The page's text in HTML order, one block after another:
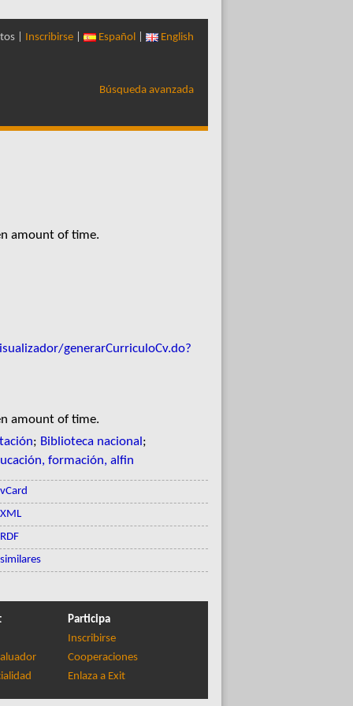
| Inscribirse Español English
Búsqueda avanzada
amount of time.
generarCurriculoCv.do?
amount of time.
; Biblioteca nacional ;
formación, alfin
vCard
XML
RDF
similares
Participa
Inscribirse
Cooperaciones
Enlaza a Exit